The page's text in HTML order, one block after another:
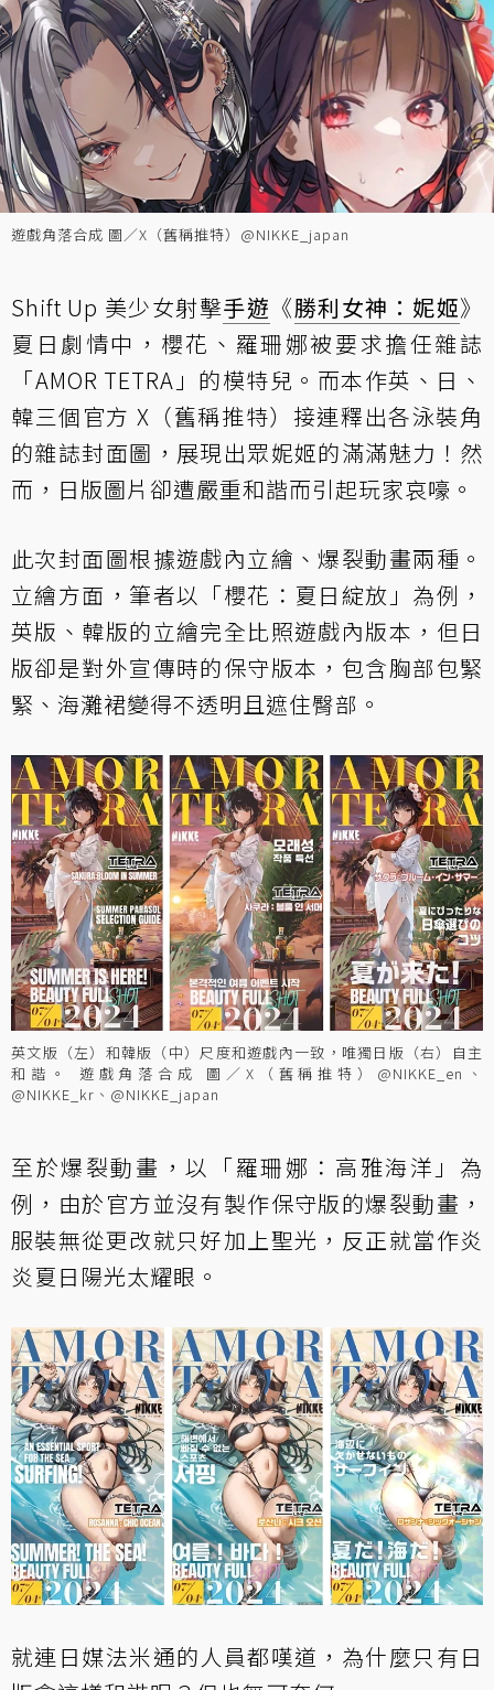
遊戲角落合成 圖／X（舊稱推特）@NIKKE_japan
Shift Up 美少女射擊手遊 《勝利女神：妮姬》
夏日劇情中，櫻花、羅珊娜被要求擔任雜誌
「AMOR TETRA」的模特兒。而本作英、日、
韓三個官方 X（舊稱推特）接連釋出各泳裝角
的雜誌封面圖，展現出眾妮姬的滿滿魅力！然
而，日版圖片卻遭嚴重和諧而引起玩家哀嚎。
此次封面圖根據遊戲內立繪、爆裂動畫兩種。
立繪方面，筆者以「櫻花：夏日綻放」為例，
英版、韓版的立繪完全比照遊戲內版本，但日
版卻是對外宣傳時的保守版本，包含胸部包緊
緊、海灘裙變得不透明且遮住臀部。
英文版（左）和韓版（中）尺度和遊戲內一致，唯獨日版（右）自主
和諧。 遊戲角落合成 圖／X（舊稱推特）@NIKKE_en、
@NIKKE_kr、@NIKKE_japan
至於爆裂動畫，以「羅珊娜：高雅海洋」為
例，由於官方並沒有製作保守版的爆裂動畫，
服裝無從更改就只好加上聖光，反正就當作炎
炎夏日陽光太耀眼。
就連日媒法米通的人員都嘆道，為什麼只有日